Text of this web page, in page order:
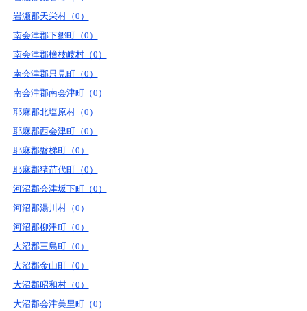
岩瀬郡天栄村（0）
南会津郡下郷町（0）
南会津郡檜枝岐村（0）
南会津郡只見町（0）
南会津郡南会津町（0）
耶麻郡北塩原村（0）
耶麻郡西会津町（0）
耶麻郡磐梯町（0）
耶麻郡猪苗代町（0）
河沼郡会津坂下町（0）
河沼郡湯川村（0）
河沼郡柳津町（0）
大沼郡三島町（0）
大沼郡金山町（0）
大沼郡昭和村（0）
大沼郡会津美里町（0）